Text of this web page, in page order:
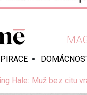
Hale: Muž bez citu